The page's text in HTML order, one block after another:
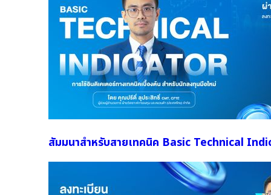
สัมมนาสำหรับสายเทคนิค Basic Technical